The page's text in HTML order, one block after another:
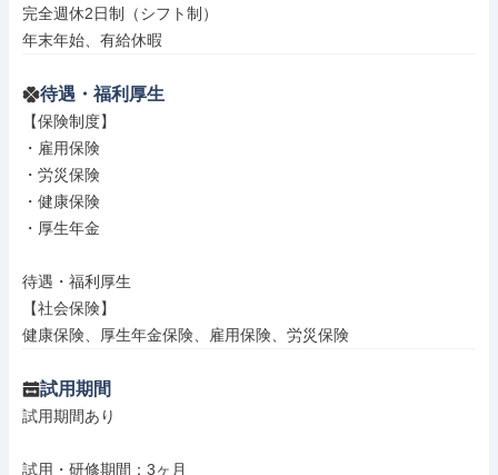
完全週休2日制（シフト制）
年末年始、有給休暇
待遇・福利厚生
【保険制度】
・雇用保険
・労災保険
・健康保険
・厚生年金
待遇・福利厚生
【社会保険】
健康保険、厚生年金保険、雇用保険、労災保険
試用期間
試用期間あり
試用・研修期間：3ヶ月